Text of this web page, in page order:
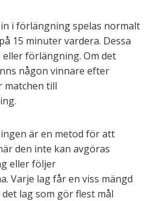
i förlängning spelas normalt
15 minuter vardera. Dessa
förlängning. Om det
någon vinnare efter
matchen till
är en metod för att
den inte kan avgöras
eller följer
Varje lag får en viss mängd
lag som gör flest mål